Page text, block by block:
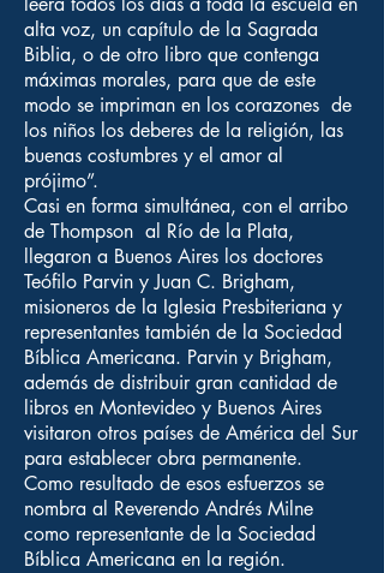
alta voz, un capítulo de la Sagrada
Biblia, o de otro libro que contenga
máximas morales, para que de este
modo se impriman en los corazones de
los niños los deberes de la religión, las
buenas costumbres y el amor al
prójimo”.
Casi en forma simultánea, con el arribo
de Thompson al Río de la Plata,
llegaron a Buenos Aires los doctores
Teófilo Parvin y Juan C. Brigham,
misioneros de la Iglesia Presbiteriana y
representantes también de la Sociedad
Bíblica Americana. Parvin y Brigham,
además de distribuir gran cantidad de
libros en Montevideo y Buenos Aires
visitaron otros países de América del Sur
para establecer obra permanente.
Como resultado de esos esfuerzos se
nombra al Reverendo Andrés Milne
como representante de la Sociedad
Bíblica Americana en la región.